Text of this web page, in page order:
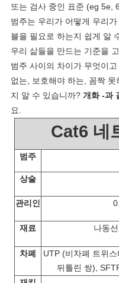
사
이
트
맵
인
보
또는 검사 중인 표준 (eg 5e,
범주는 우리가 어떻게 우리
블을 필요로 하는지 쉽게 알
우리 삶들을 만드는 기준을
범주 사이의 차이가 무엇이
없는, 보호해야 하는, 꼼짝
지 알 수 있습니까? 개화 -과
요.
Cat6 네
범주
상술
관리인
재료 나동
차폐
UTP (비차폐 트위
뒤틀린 쌍),